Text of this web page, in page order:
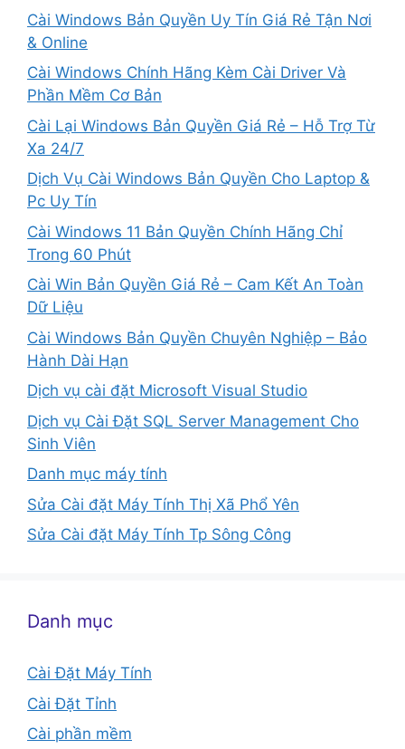
Cài Windows Bản Quyền Uy Tín Giá Rẻ Tận Nơi
& Online
Cài Windows Chính Hãng Kèm Cài Driver Và
Phần Mềm Cơ Bản
Cài Lại Windows Bản Quyền Giá Rẻ – Hỗ Trợ Từ
Xa 24/7
Dịch Vụ Cài Windows Bản Quyền Cho Laptop &
Pc Uy Tín
Cài Windows 11 Bản Quyền Chính Hãng Chỉ
Trong 60 Phút
Cài Win Bản Quyền Giá Rẻ – Cam Kết An Toàn
Dữ Liệu
Cài Windows Bản Quyền Chuyên Nghiệp – Bảo
Hành Dài Hạn
Dịch vụ cài đặt Microsoft Visual Studio
Dịch vụ Cài Đặt SQL Server Management Cho
Sinh Viên
Danh mục máy tính
Sửa Cài đặt Máy Tính Thị Xã Phổ Yên
Sửa Cài đặt Máy Tính Tp Sông Công
Danh mục
Cài Đặt Máy Tính
Cài Đặt Tỉnh
Cài phần mềm